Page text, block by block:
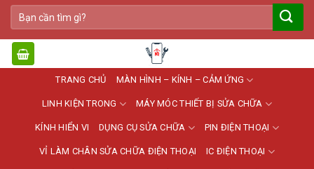
Bỏ
qua
nội
dung
Tìm
kiếm:
TRANG CHỦ MÀN HÌNH – KÍNH – CẢM ỨNG
LINH KIỆN TRONG MÁY MÓC THIẾT BỊ SỬA CHỮA
KÍNH HIỂN VI DỤNG CỤ SỬA CHỮA PIN ĐIỆN THOẠI
VỈ LÀM CHÂN SỬA CHỮA ĐIỆN THOẠI IC ĐIỆN THOẠI